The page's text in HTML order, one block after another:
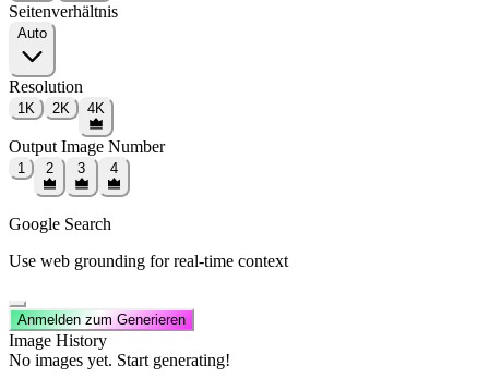
Seitenverhältnis
Auto
Resolution
1K 2K 4K
Output Image Number
1 2 3 4
Google Search
Use web grounding for real-time context
Anmelden zum Generieren
Image History
No images yet. Start generating!